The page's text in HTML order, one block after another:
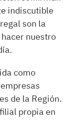
indiscutible
son la
nuestro
como
de la Región.
propia en